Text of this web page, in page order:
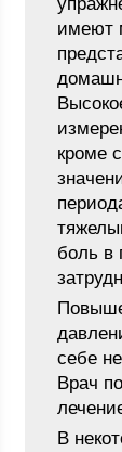
имеют
кроме
боль в
себе
Врач
В